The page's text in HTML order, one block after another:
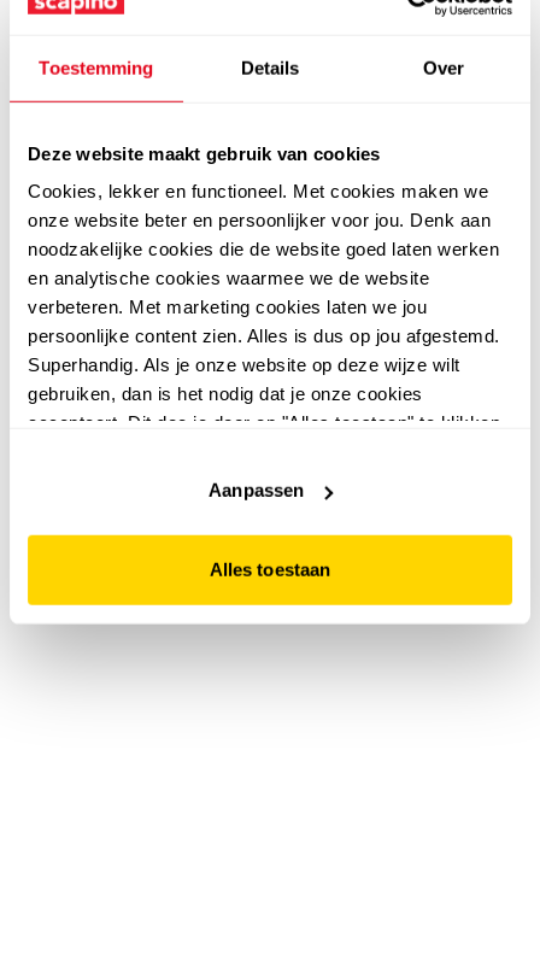
Toestemming Details Over
Deze website maakt gebruik van cookies
Cookies, lekker en functioneel. Met cookies maken we
onze website beter en persoonlijker voor jou. Denk aan
noodzakelijke cookies die de website goed laten werken
en analytische cookies waarmee we de website
verbeteren. Met marketing cookies laten we jou
persoonlijke content zien. Alles is dus op jou afgestemd.
Superhandig. Als je onze website op deze wijze wilt
gebruiken, dan is het nodig dat je onze cookies
accepteert. Dit doe je door op "Alles toestaan" te klikken.
website niet optimaal functioneert.
Aanpassen
Alles toestaan